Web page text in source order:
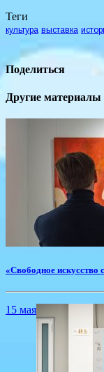
Теги
культура выставка
Поделиться
Другие материалы
​«Свободное
15 мая